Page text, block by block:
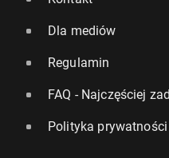
Dla mediów
Regulamin
FAQ - Najczęściej
Polityka